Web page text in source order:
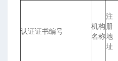
认证证书编号
机构
名称
注
册
地
址